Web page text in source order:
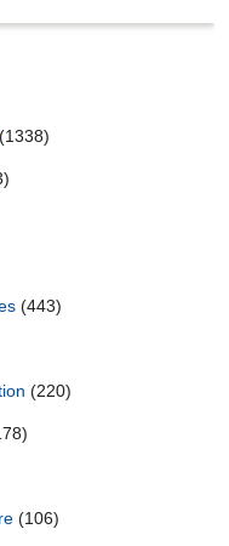
(1338)
(443)
(220)
(106)